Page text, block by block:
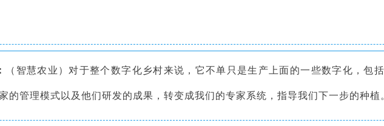
（智慧农业）对于整个数字化乡村来说，它不单只是生产上面的一些数字化，包
的管理模式以及他们研发的成果，转变成我们的专家系统，指导我们下一步的种植